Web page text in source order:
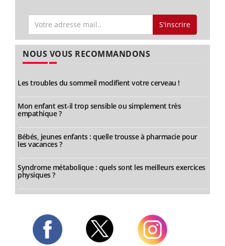
S'inscrire
NOUS VOUS RECOMMANDONS
Les troubles du sommeil modifient votre cerveau !
Mon enfant est-il trop sensible ou simplement très
empathique ?
Bébés, jeunes enfants : quelle trousse à pharmacie pour
les vacances ?
Syndrome métabolique : quels sont les meilleurs exercices
physiques ?